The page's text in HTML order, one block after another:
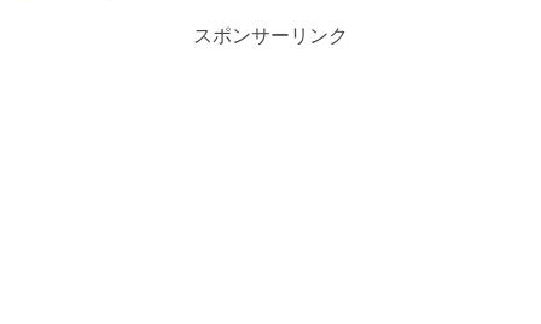
スポンサーリンク